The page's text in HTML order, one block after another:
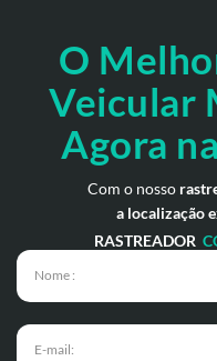
O
Veicular
Agora
Com o nosso
a localização
RASTREADOR